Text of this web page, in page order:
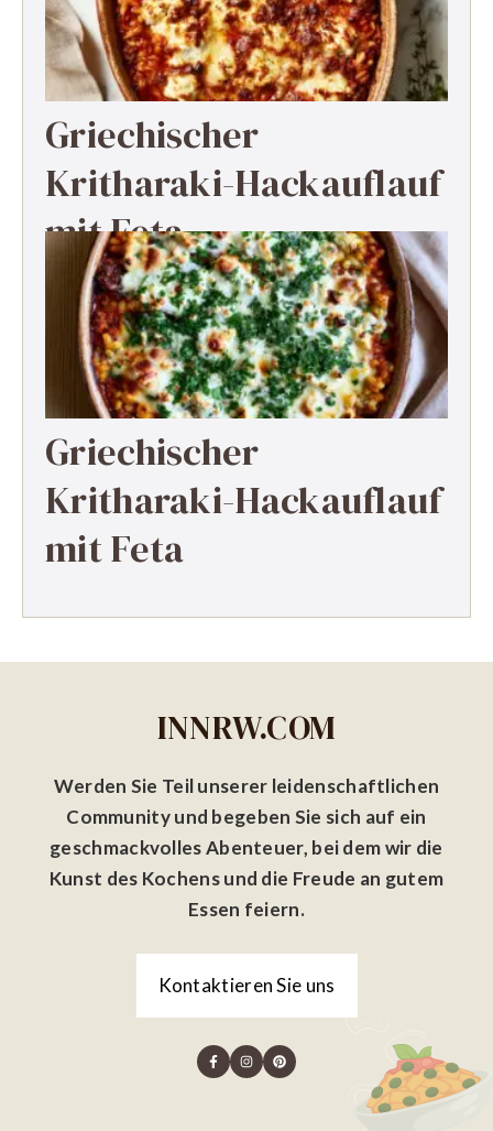
Griechischer
Kritharaki-Hackauflauf
mit Feta
Griechischer
Kritharaki-Hackauflauf
mit Feta
INNRW.COM
Werden Sie Teil unserer leidenschaftlichen
Community und begeben Sie sich auf ein
geschmackvolles Abenteuer, bei dem wir die
Kunst des Kochens und die Freude an gutem
Essen feiern.
Kontaktieren Sie uns